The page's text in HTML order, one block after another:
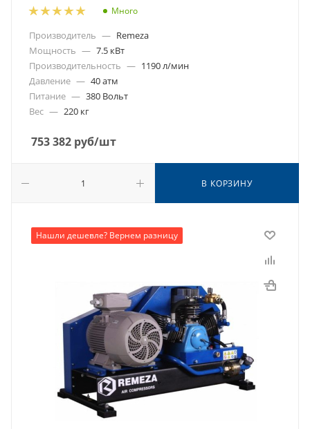
Много
Производитель — Remeza
Мощность — 7.5 кВт
Производительность — 1190 л/мин
Давление — 40 атм
Питание — 380 Вольт
Вес — 220 кг
753 382 руб/шт
В КОРЗИНУ
Нашли дешевле? Вернем разницу